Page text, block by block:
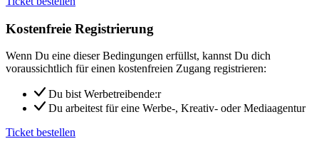
Kostenfreie Registrierung
Wenn Du eine dieser Bedingungen erfüllst, kannst Du dich
voraussichtlich für einen kostenfreien Zugang registrieren:
Du bist Werbetreibende:r
Du arbeitest für eine Werbe-, Kreativ- oder Mediaagentur
Ticket bestellen